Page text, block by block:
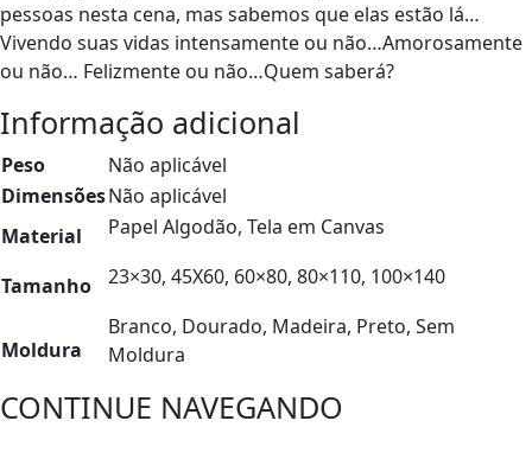
pessoas nesta cena, mas sabemos que elas estão lá…
Vivendo suas vidas intensamente ou não…Amorosamente
ou não… Felizmente ou não…Quem saberá?
Informação adicional
Peso
Não aplicável
DimensõesNão aplicável
Material
Papel Algodão, Tela em Canvas
Tamanho 23×30, 45X60, 60×80, 80×110, 100×140
Moldura
Branco, Dourado, Madeira, Preto, Sem
Moldura
CONTINUE NAVEGANDO